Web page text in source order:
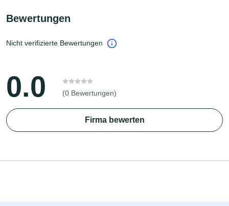
Bewertungen
Nicht verifizierte Bewertungen
0.0 (0 Bewertungen)
Firma bewerten